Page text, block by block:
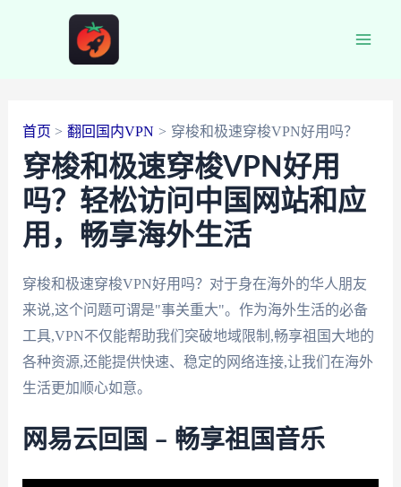
首页 翻回国内VPN 穿梭和极速穿梭VPN好用吗？
穿梭和极速穿梭VPN好用
吗？轻松访问中国网站和应
用，畅享海外生活
穿梭和极速穿梭VPN好用吗？对于身在海外的华人朋友
来说,这个问题可谓是"事关重大"。作为海外生活的必备
工具,VPN不仅能帮助我们突破地域限制,畅享祖国大地的
各种资源,还能提供快速、稳定的网络连接,让我们在海外
生活更加顺心如意。
网易云回国 – 畅享祖国音乐